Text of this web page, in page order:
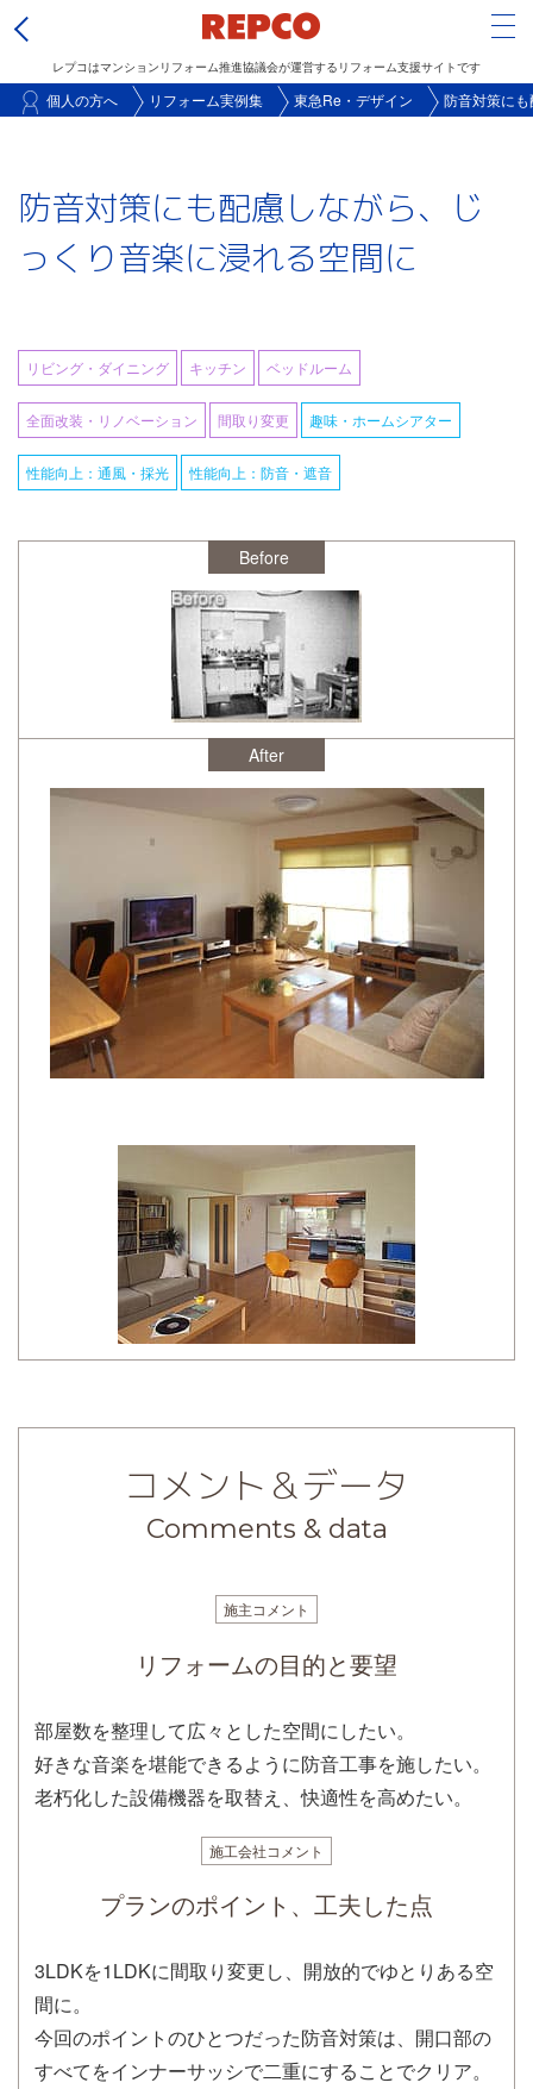
移
動
レプコはマンションリフォーム推進協議会が運営するリフォーム支援サイトです
個人の方へ リフォーム実例集 東急Re・デザイン 防音対策に
防音対策にも配慮しながら、じ
っくり音楽に浸れる空間に
趣味・ホームシアター
性能向上：通風・採光 性能向上：防音・遮音
リビング・ダイニング キッチン ベッドルーム
全面改装・リノベーション 間取り変更
After
コメント＆データ
Comments & data
施主コメント
リフォームの目的と要望
部屋数を整理して広々とした空間にしたい。
好きな音楽を堪能できるように防音工事を施したい。
老朽化した設備機器を取替え、快適性を高めたい。
施工会社コメント
プランのポイント、工夫した点
3LDKを1LDKに間取り変更し、開放的でゆとりある空
間に。
今回のポイントのひとつだった防音対策は、開口部の
すべてをインナーサッシで二重にすることでクリア。